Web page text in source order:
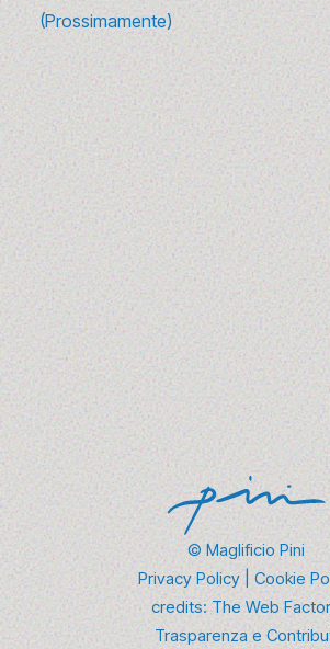
(Prossimamente)
10 canzoni sulla moda
(e riascoltare) tra
rivoluzione
1 - 3 luglio 2025
Da Madonna ai Sex Pistols, passando
al Maglificio Pini abbiamo scelto 10
raccontano il…
Scopri Di Più →
© Maglificio Pini
Privacy Policy|Cookie
credits: The Web
Trasparenza e